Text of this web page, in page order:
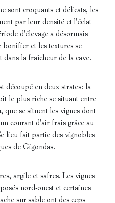
sont croquants et délicats, les
par leur densité et l'éclat
d'élevage a désormais
bonifier et les textures se
la fraîcheur de la cave.
découpé en deux strates: la
le plus riche se situant entre
que se situent les vignes dont
courant d'air frais grâce au
lieu fait partie des vignobles
de Gigondas.
argile et safres. Les vignes
nord-ouest et certaines
sur sable ont des ceps